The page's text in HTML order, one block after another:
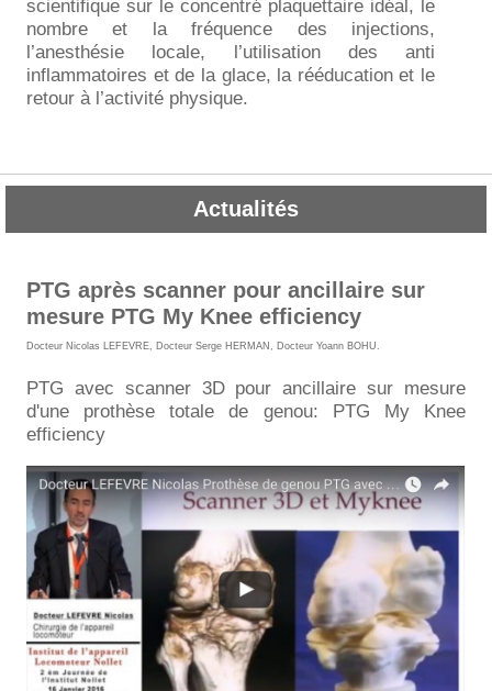
scientifique sur le concentré plaquettaire idéal, le
nombre et la fréquence des injections,
l’anesthésie locale, l’utilisation des anti
inflammatoires et de la glace, la rééducation et le
retour à l’activité physique.
Actualités
PTG après scanner pour ancillaire sur
mesure PTG My Knee efficiency
Docteur Nicolas LEFEVRE Docteur Serge HERMAN Docteur Yoann BOHU
PTG avec scanner 3D pour ancillaire sur mesure
d'une prothèse totale de genou: PTG My Knee
efficiency